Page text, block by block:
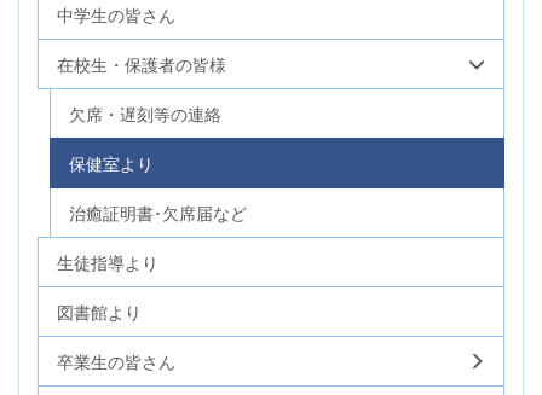
中学生の皆さん
在校生・保護者の皆様
欠席・遅刻等の連絡
保健室より
治癒証明書･欠席届など
生徒指導より
図書館より
卒業生の皆さん